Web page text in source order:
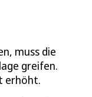
muss die
greifen.
erhöht.